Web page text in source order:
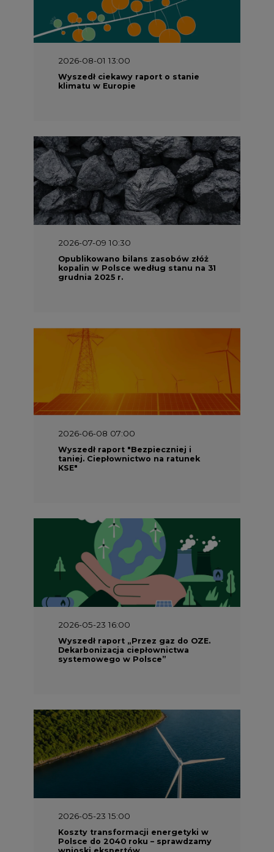
2026-08-01 13:00
Wyszedł ciekawy raport o stanie
klimatu w Europie
2026-07-09 10:30
Opublikowano bilans zasobów złóż
kopalin w Polsce według stanu na 31
grudnia 2025 r.
2026-06-08 07:00
taniej. Ciepłownictwo na ratunek
2026-05-23 16:00
Wyszedł raport „Przez gaz do OZE.
Dekarbonizacja ciepłownictwa
systemowego w Polsce”
Koszty transformacji energetyki w
Polsce do 2040 roku – sprawdzamy
wnioski ekspertów